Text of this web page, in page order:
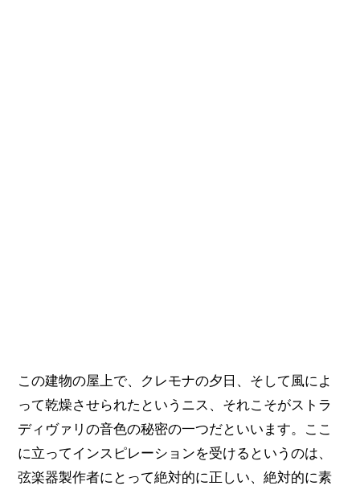
この建物の屋上で、クレモナの夕日、そして風によ
って乾燥させられたというニス、それこそがストラ
ディヴァリの音色の秘密の一つだといいます。ここ
に立ってインスピレーションを受けるというのは、
弦楽器製作者にとって絶対的に正しい、絶対的に素